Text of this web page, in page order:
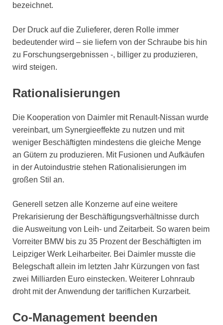
bezeichnet.
Der Druck auf die Zulieferer, deren Rolle immer
bedeutender wird – sie liefern von der Schraube bis hin
zu Forschungsergebnissen -, billiger zu produzieren,
wird steigen.
Rationalisierungen
Die Kooperation von Daimler mit Renault-Nissan wurde
vereinbart, um Synergieeffekte zu nutzen und mit
weniger Beschäftigten mindestens die gleiche Menge
an Gütern zu produzieren. Mit Fusionen und Aufkäufen
in der Autoindustrie stehen Rationalisierungen im
großen Stil an.
Generell setzen alle Konzerne auf eine weitere
Prekarisierung der Beschäftigungsverhältnisse durch
die Ausweitung von Leih- und Zeitarbeit. So waren beim
Vorreiter BMW bis zu 35 Prozent der Beschäftigten im
Leipziger Werk Leiharbeiter. Bei Daimler musste die
Belegschaft allein im letzten Jahr Kürzungen von fast
zwei Milliarden Euro einstecken. Weiterer Lohnraub
droht mit der Anwendung der tariflichen Kurzarbeit.
Co-Management beenden